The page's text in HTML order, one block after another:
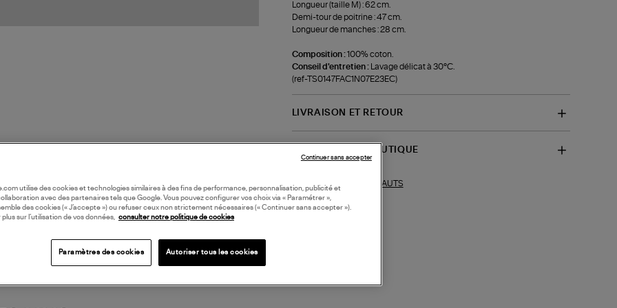
Longueur (taille M) : 62 cm.
Demi-tour de poitrine : 47 cm.
Longueur de manches : 28 cm.
Composition :100% coton.
Conseil d'entretien :
Lavage délicat à 30°C.
(ref-TS0147FAC1N07E23EC)
LIVRAISON ET RETOUR
DISPONIBILITÉ BOUTIQUE
Collections similaires : HAUTS
utilise des cookies et technologies similaires à des fins de performance, personnalisation, publicité et
avec des partenaires tels que Google. Vous pouvez configurer vos choix via « Paramétrer »,
des cookies (« J’accepte ») ou refuser ceux non strictement nécessaires (« Continuer sans accepter »).
plus sur l’utilisation de vos données, consulter notre politique de cookies
Paramètres des cookies Autoriser tous les cookies
Continuer sans accepter